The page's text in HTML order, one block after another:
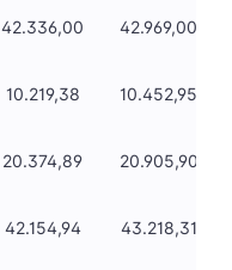
42.336,00 42.969,00
10.219,38 10.452,95
20.374,89 20.905,90
42.154,94 43.218,31